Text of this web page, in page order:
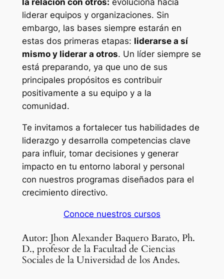
la relación con otros: evoluciona hacia
liderar equipos y organizaciones. Sin
embargo, las bases siempre estarán en
estas dos primeras etapas: liderarse a sí
mismo y liderar a otros. Un líder siempre se
está preparando, ya que uno de sus
principales propósitos es contribuir
positivamente a su equipo y a la
comunidad.
Te invitamos a fortalecer tus habilidades de
liderazgo y desarrolla competencias clave
para influir, tomar decisiones y generar
impacto en tu entorno laboral y personal
con nuestros programas diseñados para el
crecimiento directivo.
Conoce nuestros cursos
Autor: Jhon Alexander Baquero Barato, Ph.
D., profesor de la Facultad de Ciencias
Sociales de la Universidad de los Andes.